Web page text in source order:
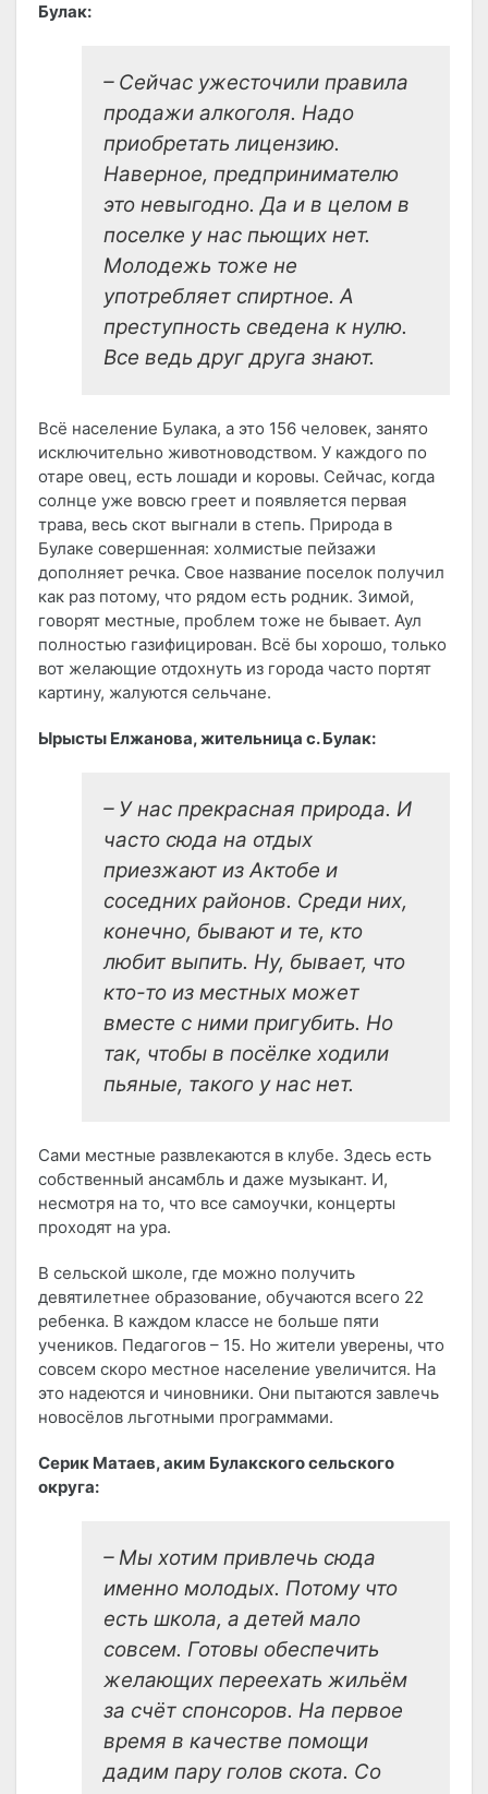
Булак:
– Сейчас ужесточили правила
продажи алкоголя. Надо
приобретать лицензию.
Наверное, предпринимателю
это невыгодно. Да и в целом в
поселке у нас пьющих нет.
Молодежь тоже не
употребляет спиртное. А
преступность сведена к нулю.
Все ведь друг друга знают.
Всё население Булака, а это 156 человек, занято
исключительно животноводством. У каждого по
отаре овец, есть лошади и коровы. Сейчас, когда
солнце уже вовсю греет и появляется первая
трава, весь скот выгнали в степь. Природа в
Булаке совершенная: холмистые пейзажи
дополняет речка. Свое название поселок получил
как раз потому, что рядом есть родник. Зимой,
говорят местные, проблем тоже не бывает. Аул
полностью газифицирован. Всё бы хорошо, только
вот желающие отдохнуть из города часто портят
картину, жалуются сельчане.
Ырысты Елжанова, жительница с. Булак:
– У нас прекрасная природа. И
часто сюда на отдых
приезжают из Актобе и
соседних районов. Среди них,
конечно, бывают и те, кто
любит выпить. Ну, бывает, что
кто-то из местных может
вместе с ними пригубить. Но
так, чтобы в посёлке ходили
пьяные, такого у нас нет.
Сами местные развлекаются в клубе. Здесь есть
собственный ансамбль и даже музыкант. И,
несмотря на то, что все самоучки, концерты
проходят на ура.
В сельской школе, где можно получить
девятилетнее образование, обучаются всего 22
ребенка. В каждом классе не больше пяти
учеников. Педагогов – 15. Но жители уверены, что
совсем скоро местное население увеличится. На
это надеются и чиновники. Они пытаются завлечь
новосёлов льготными программами.
Серик Матаев, аким Булакского сельского
округа:
– Мы хотим привлечь сюда
именно молодых. Потому что
есть школа, а детей мало
совсем. Готовы обеспечить
желающих переехать жильём
за счёт спонсоров. На первое
время в качестве помощи
дадим пару голов скота. Со